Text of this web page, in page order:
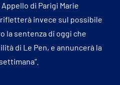
di Parigi Marie
rifletterà invece sul possibile
la sentenza di oggi che
di Le Pen, e annuncerà la